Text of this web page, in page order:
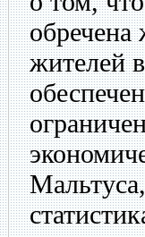
обречена
жителей